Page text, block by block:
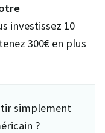
investissez 10
300€ en plus
simplement
?